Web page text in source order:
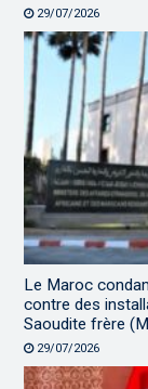
29/07/2026
Le Maroc
contre des
Saoudite frère
29/07/2026